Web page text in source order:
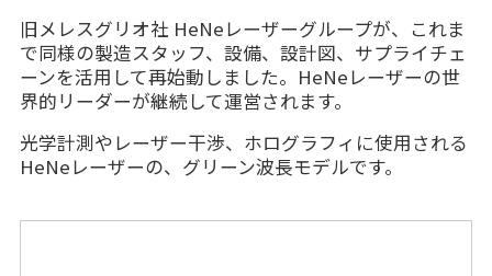
旧メレスグリオ社 HeNeレーザーグループが、これま
で同様の製造スタッフ、設備、設計図、サプライチェ
ーンを活用して再始動しました。HeNeレーザーの世
界的リーダーが継続して運営されます。
光学計測やレーザー干渉、ホログラフィに使用される
HeNeレーザーの、グリーン波長モデルです。